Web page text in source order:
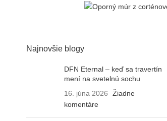
Najnovšie blogy
DFN Eternal – keď sa travertín
mení na svetelnú sochu
16. júna 2026
Žiadne
komentáre